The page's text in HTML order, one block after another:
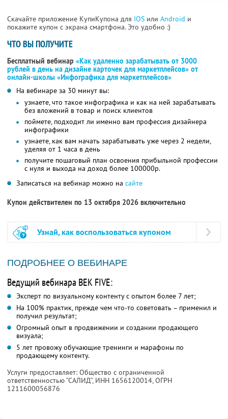
Скачайте приложение КупиКупона для IOS или Android и
покажите купон с экрана смартфона. Это удобно :)
ЧТО ВЫ ПОЛУЧИТЕ
Бесплатный вебинар «Как удаленно зарабатывать от 3000
рублей в день на дизайне карточек для маркетплейсов» от
онлайн-школы «Инфографика для маркетплейсов»
На вебинаре за 30 минут вы:
узнаете, что такое инфографика и как на ней зарабатывать
без вложений в товар и поиск клиентов
поймете, подходит ли именно вам профессия дизайнера
инфографики
узнаете, как вам начать зарабатывать уже через 2 недели,
уделяя от 1 часа в день
получите пошаговый план освоения прибыльной профессии
с нуля и выхода на доход более 100000р.
Записаться на вебинар можно на сайте
Купон действителен по 13 октября 2026 включительно
Узнай, как воспользоваться купоном
ПОДРОБНЕЕ О ВЕБИНАРЕ
Ведущий вебинара ВЕК FIVE:
Эксперт по визуальному контенту с опытом более 7 лет;
На 100% практик, прежде чем что-то советовать – применил и
получил результат;
Огромный опыт в продвижении и создании продающего
визуала;
5 лет провожу обучающие тренинги и марафоны по
продающему контенту.
Услуги предоставляет: Общество с ограниченной
ответственностью “САЛИД”, ИНН 1656120014, ОГРН
1211600056876